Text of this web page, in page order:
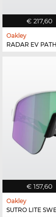
€ 217,60
Oakley
RADAR EV
€ 157,60
Oakley
SUTRO LITE